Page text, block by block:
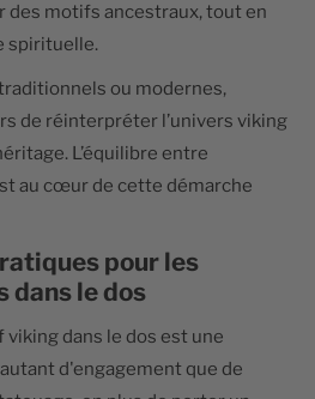
des motifs ancestraux, tout en
spirituelle.
ou modernes,
de réinterpréter l’univers viking
L’équilibre entre
au cœur de cette démarche
pour les
dans le dos
dans le dos est une
d'engagement que de